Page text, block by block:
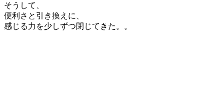
そうして、
便利さと引き換えに、
感じる力を少しずつ閉じてきた。。